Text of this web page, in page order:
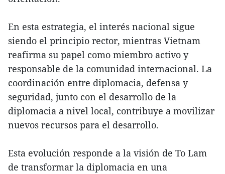
En esta estrategia, el interés nacional sigue
siendo el principio rector, mientras Vietnam
reafirma su papel como miembro activo y
responsable de la comunidad internacional. La
coordinación entre diplomacia, defensa y
seguridad, junto con el desarrollo de la
diplomacia a nivel local, contribuye a movilizar
nuevos recursos para el desarrollo.
Esta evolución responde a la visión de To Lam
de transformar la diplomacia en una